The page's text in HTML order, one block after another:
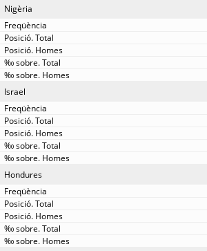
Nigèria
Israel
Hondures